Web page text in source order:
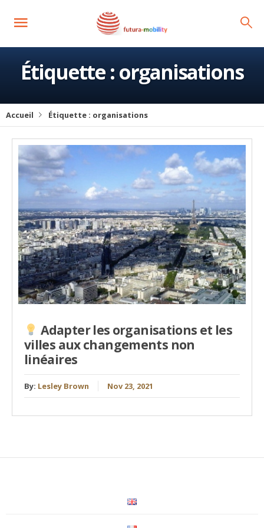
Étiquette :organisations
Accueil Étiquette : organisations
Adapter les organisations et les
villes aux changements non
linéaires
By: Lesley Brown Nov 23, 2021